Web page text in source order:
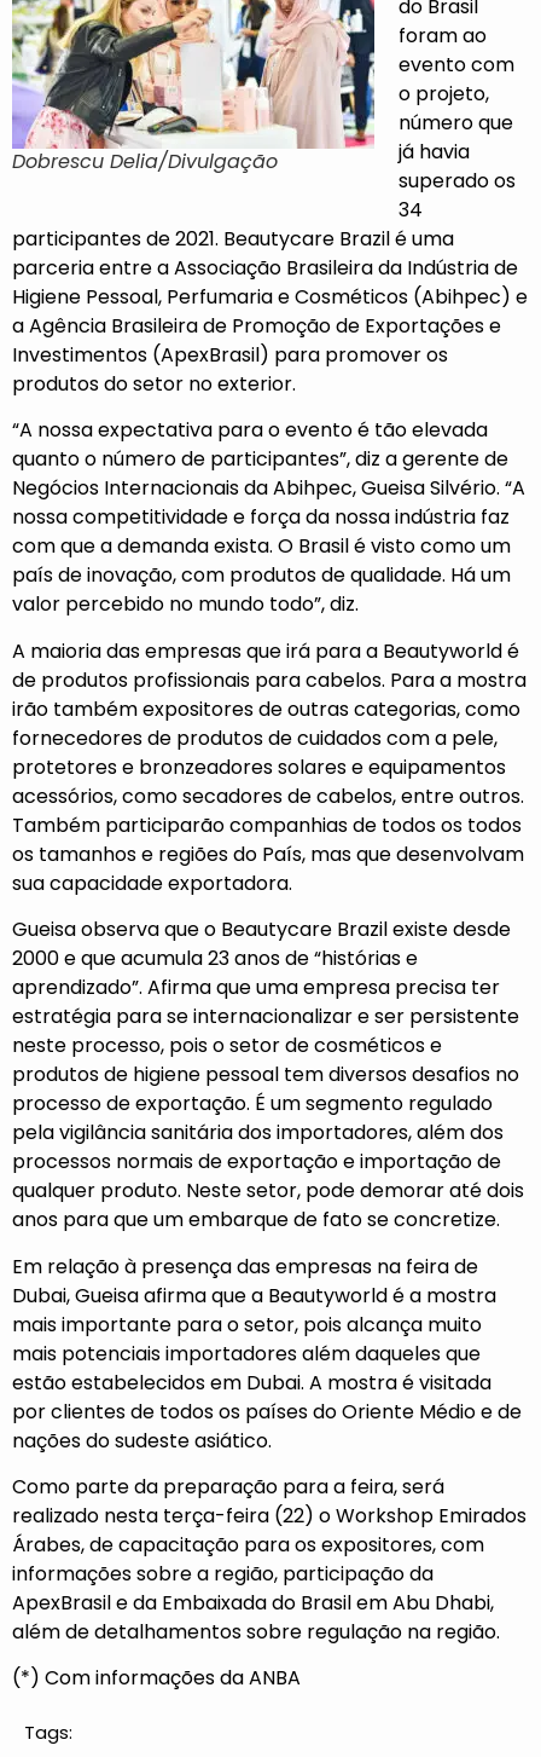
Dobrescu Delia/Divulgação
do Brasil
foram ao
evento com
o projeto,
número que
já havia
superado os
34
participantes de 2021. Beautycare Brazil é uma
parceria entre a Associação Brasileira da Indústria de
Higiene Pessoal, Perfumaria e Cosméticos (Abihpec) e
a Agência Brasileira de Promoção de Exportações e
Investimentos (ApexBrasil) para promover os
produtos do setor no exterior.
“A nossa expectativa para o evento é tão elevada
quanto o número de participantes”, diz a gerente de
Negócios Internacionais da Abihpec, Gueisa Silvério. “A
nossa competitividade e força da nossa indústria faz
com que a demanda exista. O Brasil é visto como um
país de inovação, com produtos de qualidade. Há um
valor percebido no mundo todo”, diz.
A maioria das empresas que irá para a Beautyworld é
de produtos profissionais para cabelos. Para a mostra
irão também expositores de outras categorias, como
fornecedores de produtos de cuidados com a pele,
protetores e bronzeadores solares e equipamentos
acessórios, como secadores de cabelos, entre outros.
Também participarão companhias de todos os todos
os tamanhos e regiões do País, mas que desenvolvam
sua capacidade exportadora.
Gueisa observa que o Beautycare Brazil existe desde
2000 e que acumula 23 anos de “histórias e
aprendizado”. Afirma que uma empresa precisa ter
estratégia para se internacionalizar e ser persistente
neste processo, pois o setor de cosméticos e
produtos de higiene pessoal tem diversos desafios no
processo de exportação. É um segmento regulado
pela vigilância sanitária dos importadores, além dos
processos normais de exportação e importação de
qualquer produto. Neste setor, pode demorar até dois
anos para que um embarque de fato se concretize.
Em relação à presença das empresas na feira de
Dubai, Gueisa afirma que a Beautyworld é a mostra
mais importante para o setor, pois alcança muito
mais potenciais importadores além daqueles que
estão estabelecidos em Dubai. A mostra é visitada
por clientes de todos os países do Oriente Médio e de
nações do sudeste asiático.
Como parte da preparação para a feira, será
realizado nesta terça-feira (22) o Workshop Emirados
Árabes, de capacitação para os expositores, com
informações sobre a região, participação da
ApexBrasil e da Embaixada do Brasil em Abu Dhabi,
além de detalhamentos sobre regulação na região.
(*) Com informações da ANBA
Tags: